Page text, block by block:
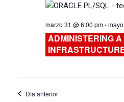
marzo 31 @ 6:00 pm-
ADMINISTERING
Día anterior